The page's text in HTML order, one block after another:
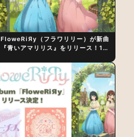
FloweRiЯy（フラワリリー）が新曲
『青いアマリリス』をリリース！1st